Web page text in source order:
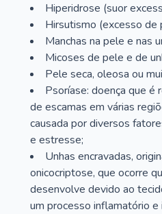
Hiperidrose (suor
Hirsutismo (excesso de
Manchas na pele e nas
Micoses de pele e de
Pele seca, oleosa ou
Psoríase: doença que é
de escamas em várias
causada por diversos
e estresse;
Unhas encravadas,
onicocriptose, que ocorre
desenvolve devido ao
um processo inflamatório